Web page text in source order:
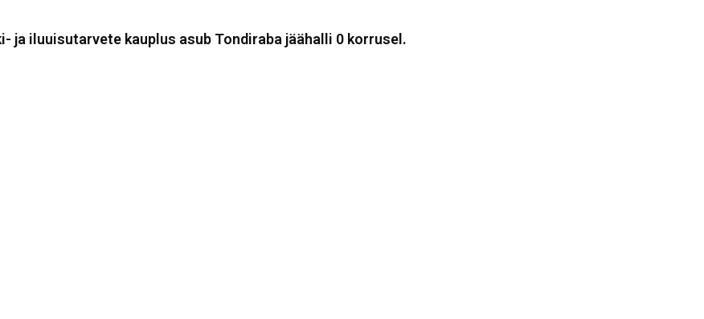
ja iluuisutarvete kauplus asub Tondiraba jäähalli 0 korrusel.